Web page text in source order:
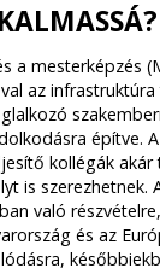
a mesterképzés
az
építve.
kollégák
is szerezhetnek.
való
és az